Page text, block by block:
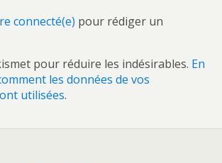
connecté(e) pour rédiger un
pour réduire les indésirables. En
les données de vos
utilisées.